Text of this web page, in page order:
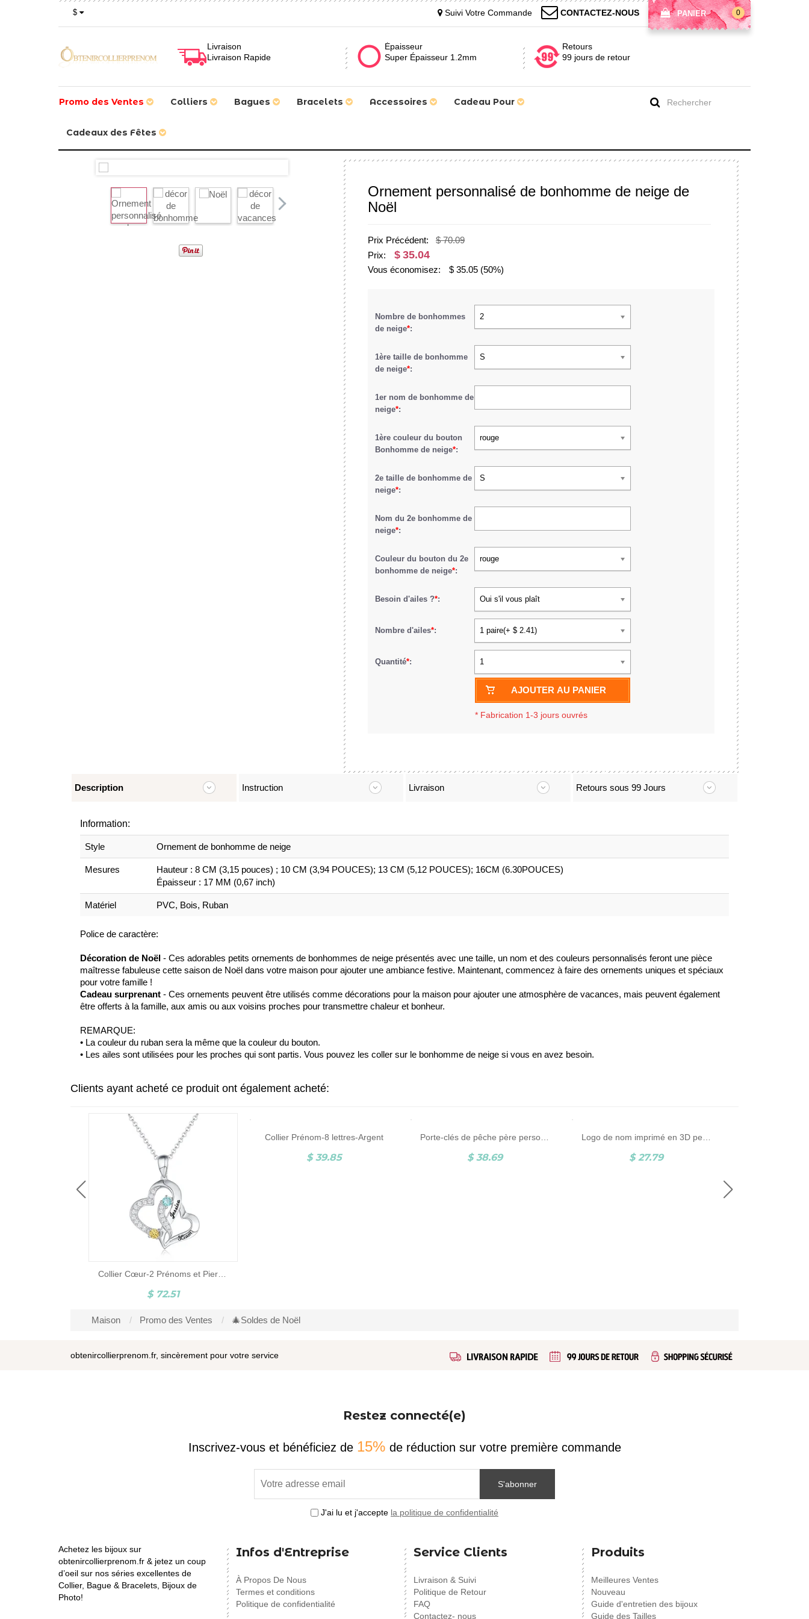
$ PANIER 0
CONTACTEZ-NOUS
Suivi Votre Commande
Livraison
Livraison Rapide
Épaisseur
Super Épaisseur 1.2mm
Retours
99 jours de retour
Promo des Ventes Colliers Bagues Bracelets Accessoires Cadeau Pour
Cadeaux des Fêtes
Ornement personnalisé de bonhomme de neige de
Noël
Prix Précédent:
$ 70.09
Prix:
$ 35.04
Vous économisez: $ 35.05 (50%)
Nombre de bonhommes
de neige*:
2
1ère taille de bonhomme
de neige*:
S
1er nom de bonhomme de
neige*:
1ère couleur du bouton
Bonhomme de neige*:
rouge
2e taille de bonhomme de
neige*:
S
Nom du 2e bonhomme de
neige*:
Couleur du bouton du 2e
bonhomme de neige*:
rouge
Besoin d'ailes ?*: Oui s'il vous plaît
Nombre d'ailes*: 1 paire(+ $ 2.41)
Quantité*: 1
AJOUTER AU PANIER
* Fabrication 1-3 jours ouvrés
Description Instruction Livraison Retours sous 99 Jours
Information:
Style Ornement de bonhomme de neige
Mesures
Hauteur : 8 CM (3,15 pouces) ; 10 CM (3,94 POUCES); 13 CM (5,12 POUCES); 16CM (6.30POUCES)
Épaisseur : 17 MM (0,67 inch)
Matériel PVC, Bois, Ruban
Police de caractère:
Décoration de Noël - Ces adorables petits ornements de bonhommes de neige présentés avec une taille, un nom et des couleurs personnalisés feront une pièce
maîtresse fabuleuse cette saison de Noël dans votre maison pour ajouter une ambiance festive. Maintenant, commencez à faire des ornements uniques et spéciaux
pour votre famille !
Cadeau surprenant - Ces ornements peuvent être utilisés comme décorations pour la maison pour ajouter une atmosphère de vacances, mais peuvent également
être offerts à la famille, aux amis ou aux voisins proches pour transmettre chaleur et bonheur.
REMARQUE:
• La couleur du ruban sera la même que la couleur du bouton.
• Les ailes sont utilisées pour les proches qui sont partis. Vous pouvez les coller sur le bonhomme de neige si vous en avez besoin.
Clients ayant acheté ce produit ont également acheté:
Collier Cœur-2 Prénoms et Pierres de Naissance-Argent
$ 72.51
Collier Prénom-8 lettres-Argent
$ 39.85 $ 38.69 $ 27.79
Maison Promo des Ventes 🎄Soldes de Noël
obtenircollierprenom.fr, sincèrement pour votre service
Restez connecté(e)
Inscrivez-vous et bénéficiez de 15% de réduction sur votre première commande
S'abonner
J'ai lu et j'accepte la politique de confidentialité
Achetez les bijoux sur
obtenircollierprenom.fr & jetez un coup
d’oeil sur nos séries excellentes de
Collier, Bague & Bracelets, Bijoux de
Photo!
Infos d'Entreprise
À Propos De Nous
Termes et conditions
Politique de confidentialité
Service Clients
Livraison & Suivi
Politique de Retour
FAQ
Contactez- nous
Produits
Meilleures Ventes
Nouveau
Guide d'entretien des bijoux
Guide des Tailles